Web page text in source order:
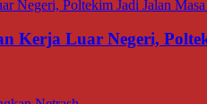
Kerja Luar Negeri,